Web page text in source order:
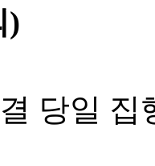
)
당일 집